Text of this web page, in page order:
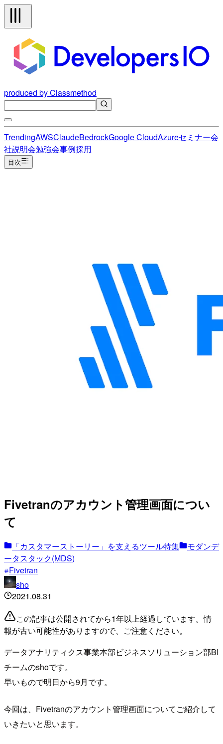
produced by Classmethod
TrendingAWSClaudeBedrockGoogle CloudAzureセミナー会
社説明会勉強会事例採用
目次
Fivetranのアカウント管理画面につい
て
「カスタマーストーリー」を支えるツール特集
モダンデ
ータスタック(MDS)
Fivetran
sho
2021.08.31
この記事は公開されてから1年以上経過しています。情
報が古い可能性がありますので、ご注意ください。
データアナリティクス事業本部ビジネスソリューション部BI
チームのshoです。
早いもので明日から9月です。
今回は、Fivetranのアカウント管理画面についてご紹介して
いきたいと思います。